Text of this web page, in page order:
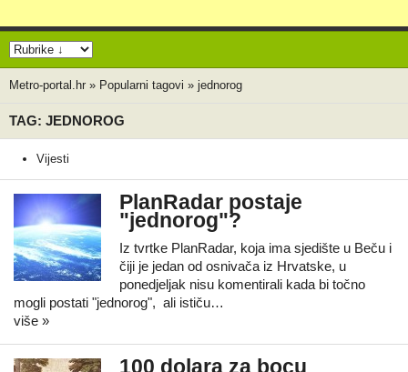
Metro-portal.hr » Popularni tagovi » jednorog
TAG: JEDNOROG
Vijesti
PlanRadar postaje
"jednorog"?
Iz tvrtke PlanRadar, koja ima sjedište u Beču i
čiji je jedan od osnivača iz Hrvatske, u
ponedjeljak nisu komentirali kada bi točno
mogli postati "jednorog", ali ističu…
više »
100 dolara za bocu